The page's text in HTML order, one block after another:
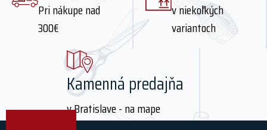
Pri nákupe nad
300€
v niekoľkých
variantoch
Kamenná predajňa
v Bratislave - na mape